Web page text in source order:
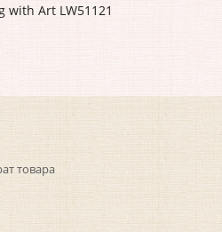
with Art LW51121
товара